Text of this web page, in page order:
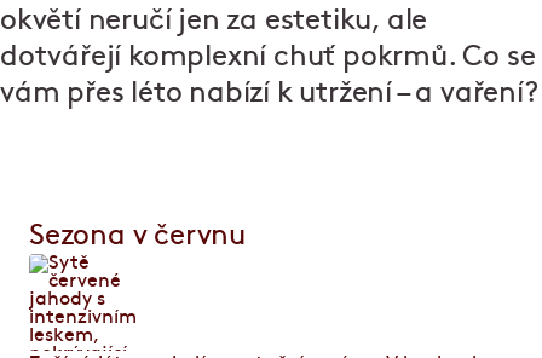
okvětí neručí jen za estetiku, ale
dotvářejí komplexní chuť pokrmů. Co se
vám přes léto nabízí k utržení – a vaření?
Sezona v červnu